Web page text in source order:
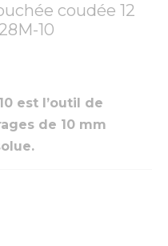
coudée 12
10
est l’outil de
de 10 mm